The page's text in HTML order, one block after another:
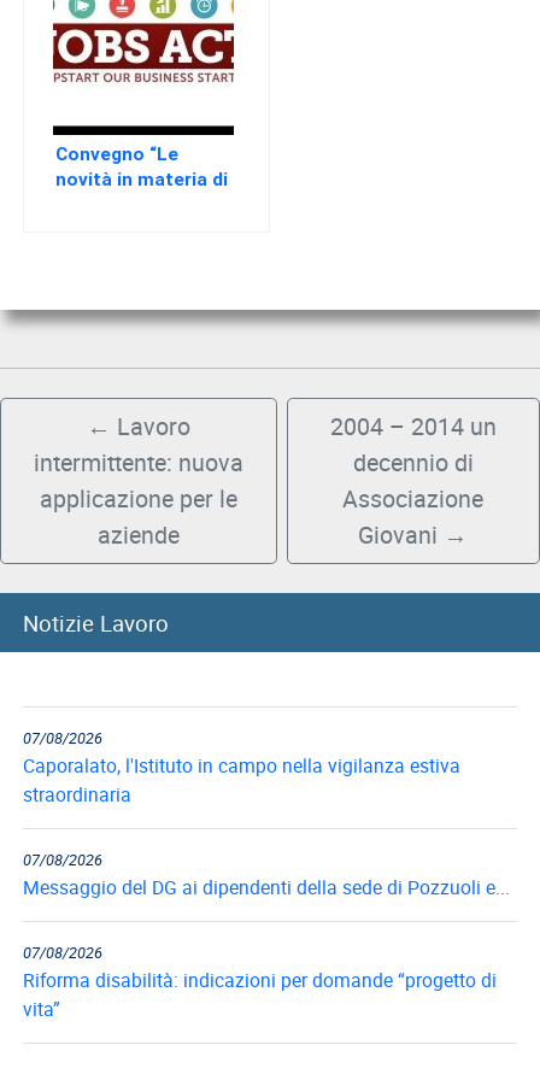
AREA
RISERVATA
Convegno “Le
novità in materia di
duemilaquattordici
– Addaura Hotel
← Lavoro
intermittente: nuova
applicazione per le
aziende
2004 – 2014 un
decennio di
Associazione
Giovani →
Notizie Lavoro
8 agosto, Giornata nazionale sacrificio del lavoro italiano
07/08/2026
Caporalato, l'Istituto in campo nella vigilanza estiva
straordinaria
07/08/2026
Messaggio del DG ai dipendenti della sede di Pozzuoli e...
07/08/2026
Riforma disabilità: indicazioni per domande “progetto di
vita”